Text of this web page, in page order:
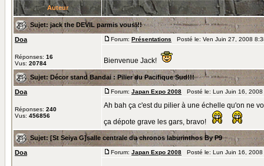
Auteur
Sujet: jack the DEVIL parmis vous!!!
Doa
Réponses: 16
Vus: 20784
Forum: Présentations Posté le: Ven Juin 27, 2008
Bienvenue Jack!
Sujet: Décor stand Bandai : Pilier du Pacifique Sud!!!
Doa
Réponses: 240
Vus: 456856
Forum: Japan Expo 2008 Posté le: Lun Juin 16,
Ah bah ça c'est du pilier à une échelle qu'on ne
ça dépote grave les gars, bravo!
Sujet: [St Seiya G]salle centrale du chronos laburinthos By P9
Doa Forum: Japan Expo 2008 Posté le: Lun Juin 16,